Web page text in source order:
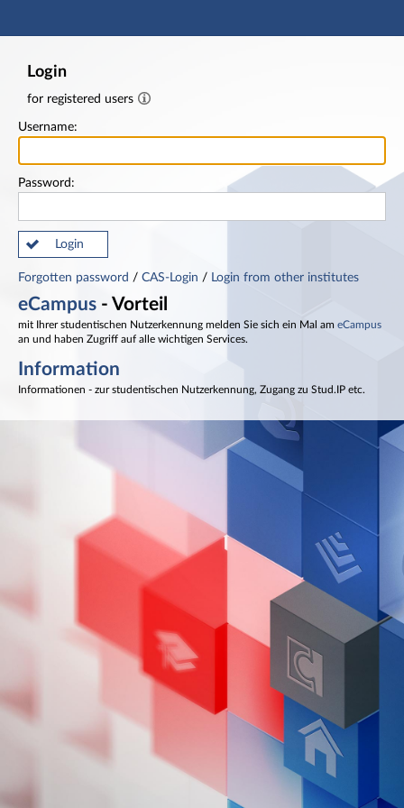
Main navigation
Login
for registered users
Username:
Password:
Login
Forgotten password / CAS-Login / Login from other institutes
eCampus - Vorteil
mit Ihrer studentischen Nutzerkennung melden Sie sich ein Mal am eCampus
an und haben Zugriff auf alle wichtigen Services.
Information
Informationen - zur studentischen Nutzerkennung, Zugang zu Stud.IP etc.